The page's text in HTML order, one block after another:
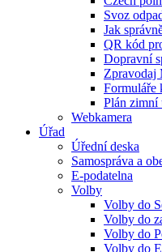
Svoz
Jak
QR kód
Dopravní
Zpravodaj
Formuláře
Plán zimní
Webkamera
Úřad
Úřední deska
Samospráva a
E-podatelna
Volby
Volby do
Volby do
Volby do
Volby do